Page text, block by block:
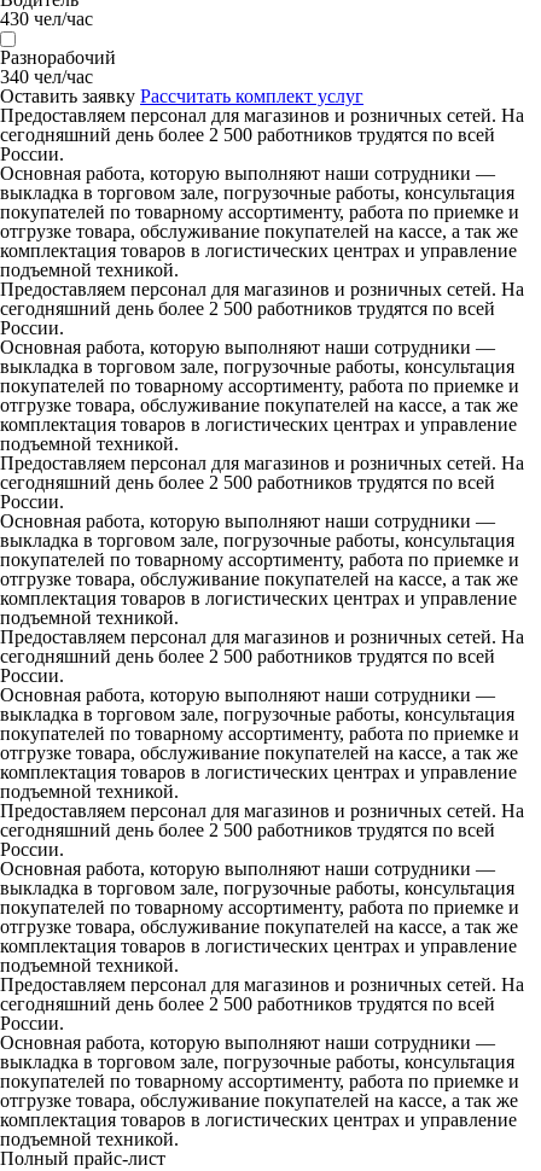
430 чел/час
Разнорабочий
340 чел/час
Оставить заявку Рассчитать комплект услуг
Предоставляем персонал для магазинов и розничных сетей. На
сегодняшний день более 2 500 работников трудятся по всей
России.
Основная работа, которую выполняют наши сотрудники —
выкладка в торговом зале, погрузочные работы, консультация
покупателей по товарному ассортименту, работа по приемке и
отгрузке товара, обслуживание покупателей на кассе, а так же
комплектация товаров в логистических центрах и управление
подъемной техникой.
Предоставляем персонал для магазинов и розничных сетей. На
сегодняшний день более 2 500 работников трудятся по всей
России.
Основная работа, которую выполняют наши сотрудники —
выкладка в торговом зале, погрузочные работы, консультация
покупателей по товарному ассортименту, работа по приемке и
отгрузке товара, обслуживание покупателей на кассе, а так же
комплектация товаров в логистических центрах и управление
подъемной техникой.
Предоставляем персонал для магазинов и розничных сетей. На
сегодняшний день более 2 500 работников трудятся по всей
России.
Основная работа, которую выполняют наши сотрудники —
выкладка в торговом зале, погрузочные работы, консультация
покупателей по товарному ассортименту, работа по приемке и
отгрузке товара, обслуживание покупателей на кассе, а так же
комплектация товаров в логистических центрах и управление
подъемной техникой.
Предоставляем персонал для магазинов и розничных сетей. На
сегодняшний день более 2 500 работников трудятся по всей
России.
Основная работа, которую выполняют наши сотрудники —
выкладка в торговом зале, погрузочные работы, консультация
покупателей по товарному ассортименту, работа по приемке и
отгрузке товара, обслуживание покупателей на кассе, а так же
комплектация товаров в логистических центрах и управление
подъемной техникой.
Предоставляем персонал для магазинов и розничных сетей. На
сегодняшний день более 2 500 работников трудятся по всей
России.
Основная работа, которую выполняют наши сотрудники —
выкладка в торговом зале, погрузочные работы, консультация
покупателей по товарному ассортименту, работа по приемке и
отгрузке товара, обслуживание покупателей на кассе, а так же
комплектация товаров в логистических центрах и управление
подъемной техникой.
Предоставляем персонал для магазинов и розничных сетей. На
сегодняшний день более 2 500 работников трудятся по всей
России.
Основная работа, которую выполняют наши сотрудники —
выкладка в торговом зале, погрузочные работы, консультация
покупателей по товарному ассортименту, работа по приемке и
отгрузке товара, обслуживание покупателей на кассе, а так же
комплектация товаров в логистических центрах и управление
подъемной техникой.
Полный прайс-лист